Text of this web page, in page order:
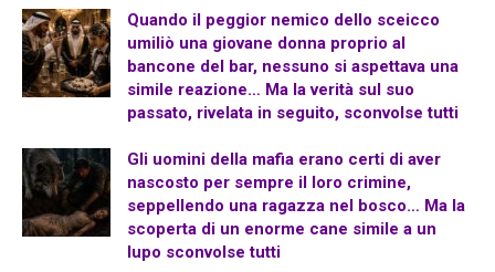
Quando il peggior nemico dello sceicco
umiliò una giovane donna proprio al
bancone del bar, nessuno si aspettava una
simile reazione… Ma la verità sul suo
passato, rivelata in seguito, sconvolse tutti
Gli uomini della mafia erano certi di aver
nascosto per sempre il loro crimine,
seppellendo una ragazza nel bosco… Ma la
scoperta di un enorme cane simile a un
lupo sconvolse tutti